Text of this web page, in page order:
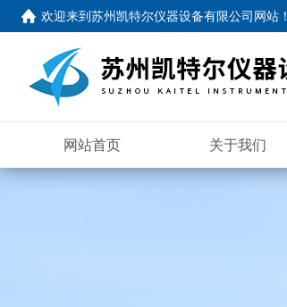
欢迎来到苏州凯特尔仪器设备有限公司网站！
网站首页 关于我们